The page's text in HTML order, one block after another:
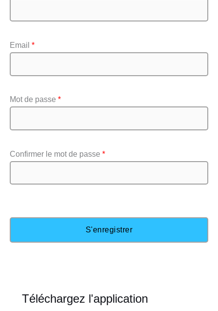
Email *
Mot de passe *
Confirmer le mot de passe *
Téléchargez l'application